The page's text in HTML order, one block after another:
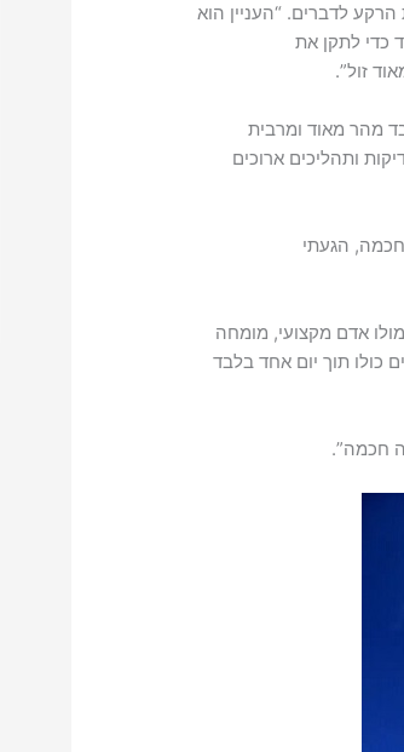
לדברים. “העניין הוא
כדי לתקן את
זול”.
מהר מאוד ומרבית
ותהליכים ארוכים
הגעתי
אדם מקצועי, מומחה
כולו תוך יום אחד בלבד
חכמה”.